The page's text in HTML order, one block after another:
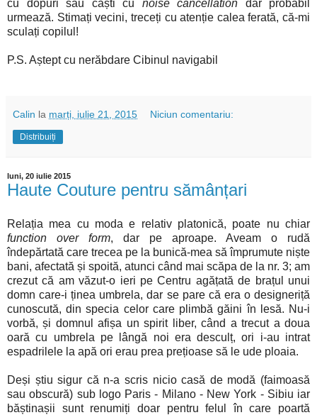
cu dopuri sau căști cu noise cancellation dar probabil
urmează. Stimați vecini, treceți cu atenție calea ferată, că-mi
sculați copilul!
P.S. Aștept cu nerăbdare Cibinul navigabil
Calin la marți, iulie 21, 2015 Niciun comentariu:
Distribuiți
luni, 20 iulie 2015
Haute Couture pentru sămânțari
Relația mea cu moda e relativ platonică, poate nu chiar
function over form, dar pe aproape. Aveam o rudă
îndepărtată care trecea pe la bunică-mea să împrumute niște
bani, afectată și spoită, atunci când mai scăpa de la nr. 3; am
crezut că am văzut-o ieri pe Centru agățată de brațul unui
domn care-i ținea umbrela, dar se pare că era o designeriță
cunoscută, din specia celor care plimbă găini în lesă. Nu-i
vorbă, și domnul afișa un spirit liber, când a trecut a doua
oară cu umbrela pe lângă noi era desculț, ori i-au intrat
espadrilele la apă ori erau prea prețioase să le ude ploaia.
Deși știu sigur că n-a scris nicio casă de modă (faimoasă
sau obscură) sub logo Paris - Milano - New York - Sibiu iar
băștinașii sunt renumiți doar pentru felul în care poartă